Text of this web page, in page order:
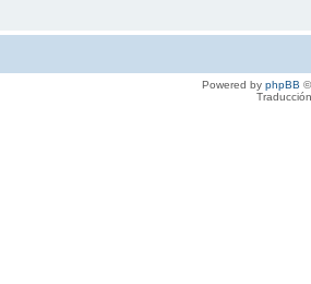
Powered by phpBB